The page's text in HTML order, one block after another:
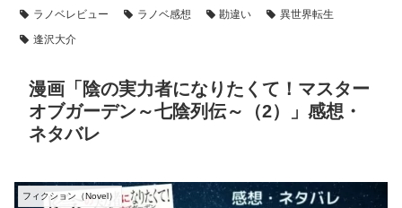
ラノベレビュー
ラノベ感想 勘違い
異世界転生
逢沢大介
漫画「陰の実力者になりたくて！マスター
オブガーデン～七陰列伝～（2）」感想・
ネタバレ
フィクション（Novel）